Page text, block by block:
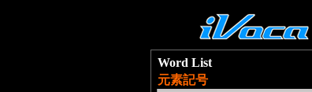
Word List
元素記号